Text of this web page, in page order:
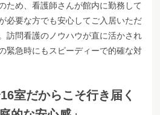
ため、看護師さんが館内に勤務して
必要な方でも安心してご入居いただ
訪問看護のノウハウが直に活かされ
緊急時にもスピーディーで的確な対
室だからこそ行き届く